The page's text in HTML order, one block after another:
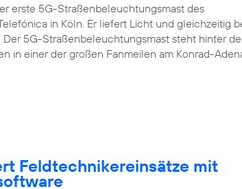
erste 5G-Straßenbeleuchtungsmast des
in Köln. Er liefert Licht und gleichzeitig
5G-Straßenbeleuchtungsmast steht hinter
in einer der großen Fanmeilen am Konrad-
Feldtechnikereinsätze mit